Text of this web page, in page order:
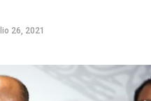
26, 2021